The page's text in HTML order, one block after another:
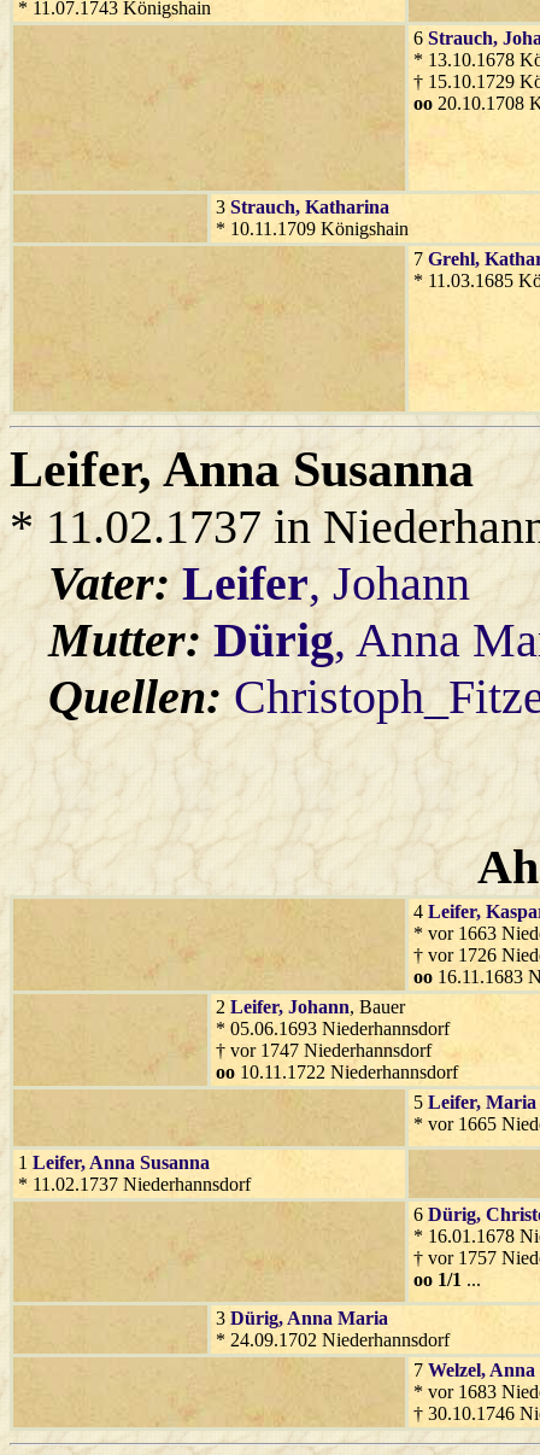
* 11.07.1743 Königshain
6 Strauch,
* 13.10.1678
† 15.10.1729
oo 20.10.1708
3 Strauch, Katharina
* 10.11.1709 Königshain
7 Grehl,
* 11.03.1685
Leifer, Anna Susanna
* 11.02.1737 in
Vater:Leifer, Johann
Mutter:Dürig, Anna
Quellen:
4 Leifer,
* vor 1663
† vor 1726
oo 16.11.1683
2 Leifer, Johann, Bauer
* 05.06.1693 Niederhannsdorf
† vor 1747 Niederhannsdorf
oo 10.11.1722 Niederhannsdorf
5 Leifer, Maria
* vor 1665
1 Leifer, Anna Susanna
* 11.02.1737 Niederhannsdorf
6 Dürig,
* 16.01.1678
† vor 1757
oo 1/1 ...
3 Dürig, Anna Maria
* 24.09.1702 Niederhannsdorf
7 Welzel, Anna
* vor 1683
† 30.10.1746